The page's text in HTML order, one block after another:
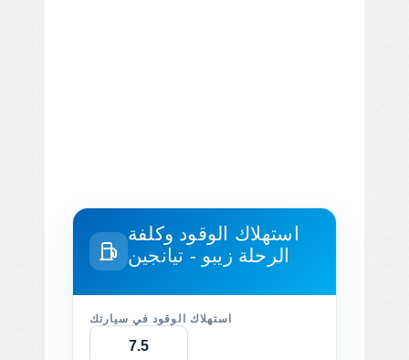
استهلاك الوقود وكلفة
الرحلة زيبو - تيانجين
استهلاك الوقود في سيارتك